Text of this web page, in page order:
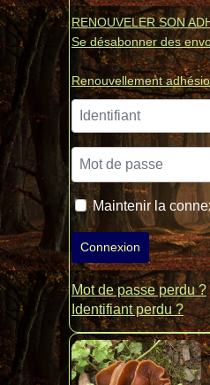
RENOUVELER SON
Se désabonner des
Renouvellement
Identifiant
Mot de passe
Maintenir la
Connexion
Mot de passe perdu ?
Identifiant perdu ?